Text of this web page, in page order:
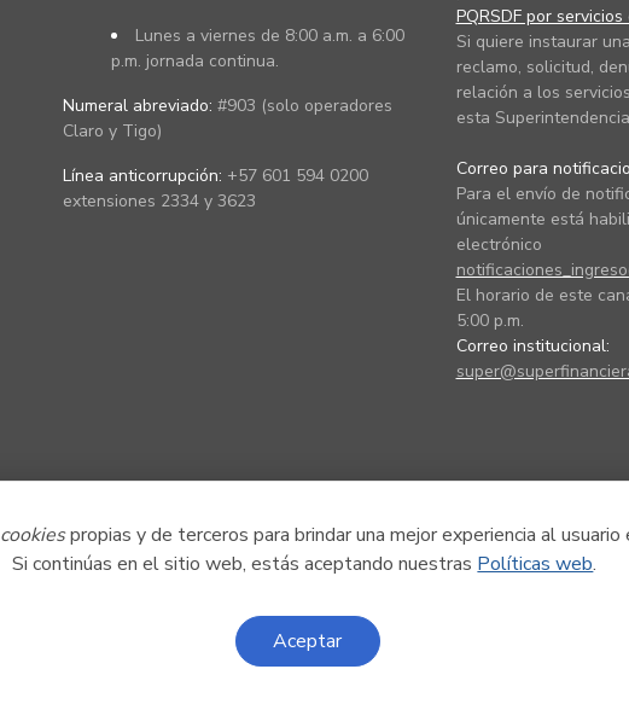
cookiespropias y de terceros para brindar una mejor experiencia al usuario
Si continúas en el sitio web, estás aceptando nuestras Políticas web.
Aceptar
Lunes a viernes de 8:00 a.m. a 6:00
p.m. jornada continua.
Numeral abreviado: #903 (solo operadores
Claro y Tigo)
Línea anticorrupción: +57 601 594 0200
extensiones 2334 y 3623
PQRSDF por servicios
Si quiere instaurar
reclamo, solicitud,
relación a los
esta
Correo para
Para el envío de
únicamente está
electrónico
El horario de este
5:00 p.m.
Correo institucional: